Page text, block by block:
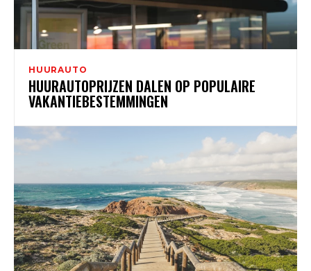
HUURAUTO
HUURAUTOPRIJZEN DALEN OP POPULAIRE
VAKANTIEBESTEMMINGEN